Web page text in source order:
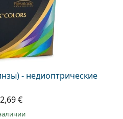
- недиоптрические
€
наличии